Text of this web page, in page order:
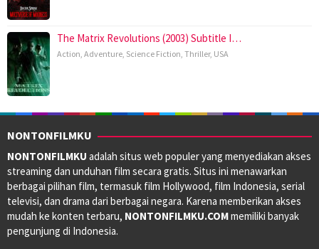
The Matrix Revolutions (2003) Subtitle I…
Action, Adventure, Science Fiction, Thriller, USA
NONTONFILMKU
NONTONFILMKU adalah situs web populer yang menyediakan akses
streaming dan unduhan film secara gratis. Situs ini menawarkan
berbagai pilihan film, termasuk film Hollywood, film Indonesia, serial
televisi, dan drama dari berbagai negara. Karena memberikan akses
mudah ke konten terbaru, NONTONFILMKU.COMmemiliki banyak
pengunjung di Indonesia.